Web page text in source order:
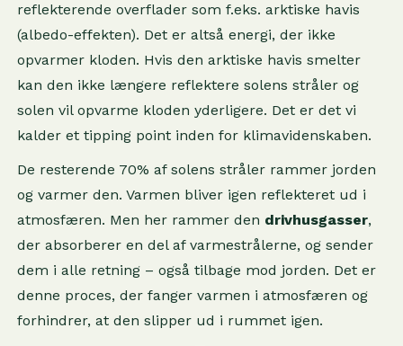
reflekterende overflader som f.eks. arktiske havis
(albedo-effekten). Det er altså energi, der ikke
opvarmer kloden. Hvis den arktiske havis smelter
kan den ikke længere reflektere solens stråler og
solen vil opvarme kloden yderligere. Det er det vi
kalder et tipping point inden for klimavidenskaben.
De resterende 70% af solens stråler rammer jorden
og varmer den. Varmen bliver igen reflekteret ud i
atmosfæren. Men her rammer den drivhusgasser,
der absorberer en del af varmestrålerne, og sender
dem i alle retning – også tilbage mod jorden. Det er
denne proces, der fanger varmen i atmosfæren og
forhindrer, at den slipper ud i rummet igen.